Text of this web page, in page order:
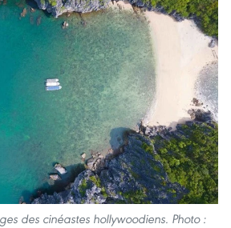
des cinéastes hollywoodiens. Photo :